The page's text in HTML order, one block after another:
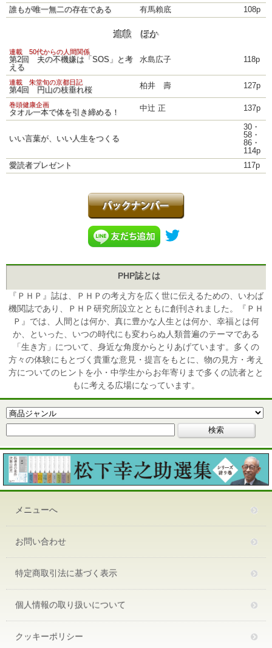
誰もが唯一無二の存在である
有馬賴底 108p
連載 ほか
連載 50代からの人間関係
第2回 夫の不機嫌は「SOS」と考
える
水島広子 118p
連載 朱堂旬の京都日記
第4回 円山の枝垂れ桜 柏井 壽 127p
巻頭健康企画
タオル一本で体を引き締める！ 中辻 正 137p
いい言葉が、いい人生をつくる
30・
58・
86・
114p
愛読者プレゼント
117p
PHP誌とは
『ＰＨＰ』誌は、ＰＨＰの考え方を広く世に伝えるための、いわば
機関誌であり、ＰＨＰ研究所設立とともに創刊されました。『ＰＨ
Ｐ』では、人間とは何か、真に豊かな人生とは何か、幸福とは何
か、といった、いつの時代にも変わらぬ人類普遍のテーマである
「生き方」について、身近な角度からとりあげています。多くの
方々の体験にもとづく貴重な意見・提言をもとに、物の見方・考え
方についてのヒントを小・中学生からお年寄りまで多くの読者とと
もに考える広場になっています。
メニューへ
お問い合わせ
特定商取引法に基づく表示
個人情報の取り扱いについて
クッキーポリシー